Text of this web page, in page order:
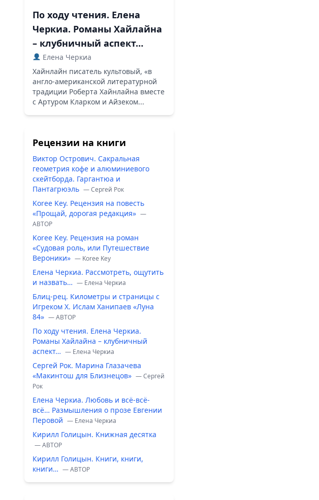
По ходу чтения. Елена
Черкиа. Романы Хайлайна
– клубничный аспект…
Елена Черкиа
Хайнлайн писатель культовый, «в
англо-американской литературной
традиции Роберта Хайнлайна вместе
с Артуром Кларком и Айзеком...
Рецензии на книги
Виктор Острович. Сакральная
геометрия кофе и алюминиевого
скейтборда. Гаргантюа и
Пантагрюэль — Сергей Рок
Koree Key. Рецензия на повесть
«Прощай, дорогая редакция» —
ABTOP
Koree Key. Рецензия на роман
«Судовая роль, или Путешествие
Вероники» — Koree Key
Елена Черкиа. Рассмотреть, ощутить
и назвать… — Елена Черкиа
Блиц-рец. Километры и страницы с
Игреком Х. Ислам Ханипаев «Луна
84» — ABTOP
По ходу чтения. Елена Черкиа.
Романы Хайлайна – клубничный
аспект… — Елена Черкиа
Сергей Рок. Марина Глазачева
«Макинтош для Близнецов» — Сергей
Рок
Елена Черкиа. Любовь и всё-всё-
всё… Размышления о прозе Евгении
Перовой — Елена Черкиа
Кирилл Голицын. Книжная десятка
— ABTOP
Кирилл Голицын. Книги, книги,
книги… — ABTOP